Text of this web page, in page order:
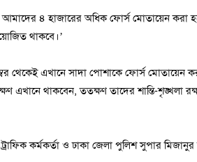
৪ হাজারের অধিক ফোর্স মোতায়েন করা
থাকবে।’
থেকেই এখানে সাদা পোশাকে ফোর্স মোতায়েন
এখানে থাকবেন, ততক্ষণ তাদের শান্তি-শৃঙ্খলা
কর্মকর্তা ও ঢাকা জেলা পুলিশ সুপার মিজানুর